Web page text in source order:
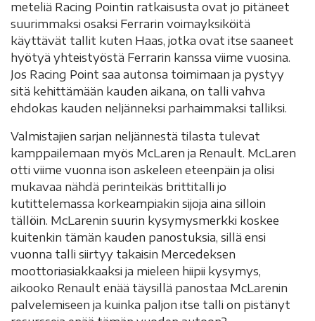
meteliä Racing Pointin ratkaisusta ovat jo pitäneet
suurimmaksi osaksi Ferrarin voimayksiköitä
käyttävät tallit kuten Haas, jotka ovat itse saaneet
hyötyä yhteistyöstä Ferrarin kanssa viime vuosina.
Jos Racing Point saa autonsa toimimaan ja pystyy
sitä kehittämään kauden aikana, on talli vahva
ehdokas kauden neljänneksi parhaimmaksi talliksi.
Valmistajien sarjan neljännestä tilasta tulevat
kamppailemaan myös McLaren ja Renault. McLaren
otti viime vuonna ison askeleen eteenpäin ja olisi
mukavaa nähdä perinteikäs brittitalli jo
kutittelemassa korkeampiakin sijoja aina silloin
tällöin. McLarenin suurin kysymysmerkki koskee
kuitenkin tämän kauden panostuksia, sillä ensi
vuonna talli siirtyy takaisin Mercedeksen
moottoriasiakkaaksi ja mieleen hiipii kysymys,
aikooko Renault enää täysillä panostaa McLarenin
palvelemiseen ja kuinka paljon itse talli on pistänyt